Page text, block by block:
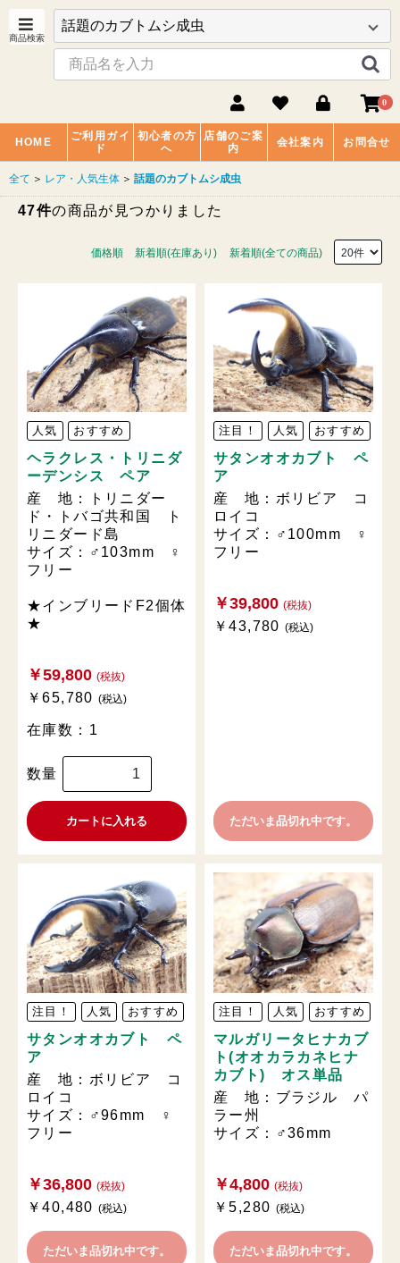
0
HOME
ご利用ガイ
ド
初心者の方
へ
店舗のご案
内
会社案内 お問合せ
全て ＞ レア・人気生体 ＞ 話題のカブトムシ成虫
47件の商品が見つかりました
価格順 新着順(在庫あり) 新着順(全ての商品)
人気 おすすめ
ヘラクレス・トリニダ
ーデンシス ペア
産 地：トリニダー
ド・トバゴ共和国 ト
リニダード島
サイズ：♂103mm ♀
フリー
★インブリードF2個体
★
￥59,800 (税抜)
￥65,780(税込)
在庫数：1
数量
カートに入れる
注目！ 人気 おすすめ
サタンオオカブト ペ
ア
産 地：ボリビア コ
ロイコ
サイズ：♂100mm ♀
フリー
￥39,800 (税抜)
￥43,780(税込)
ただいま品切れ中です。
注目！ 人気 おすすめ
サタンオオカブト ペ
ア
産 地：ボリビア コ
ロイコ
サイズ：♂96mm ♀
フリー
￥36,800 (税抜)
￥40,480(税込)
ただいま品切れ中です。
注目！ 人気 おすすめ
マルガリータヒナカブ
ト(オオカラカネヒナ
カブト) オス単品
産 地：ブラジル パ
ラー州
サイズ：♂36mm
￥4,800 (税抜)
￥5,280 (税込)
ただいま品切れ中です。